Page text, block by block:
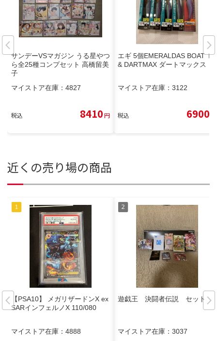
サンデーVSマガジン うる星やつ
ら全25種コンプセット 高橋留美
子
マイストア在庫： 4827
税込 8410円
エギ 5個EMERALDAS BOAT Ⅱ
& DARTMAX ダートマックス
マイストア在庫： 3122
税込 6900
近くの売り場の商品
【PSA10】 メガリザードンX ex
SARインフェルノX 110/080
マイストア在庫： 4888
遊戯王 決闘者伝説 セット
マイストア在庫： 3037